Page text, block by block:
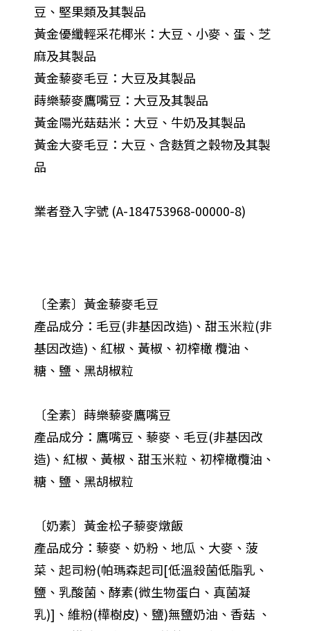
豆、堅果類及其製品
黃金優纖輕采花椰米：大豆、小麥、蛋、芝
麻及其製品
黃金藜麥毛豆：大豆及其製品
蒔樂藜麥鷹嘴豆：大豆及其製品
黃金陽光菇菇米：大豆、牛奶及其製品
黃金大麥毛豆：大豆、含麩質之穀物及其製
品
業者登入字號 (A-184753968-00000-8)
〔全素〕黃金藜麥毛豆
產品成分：毛豆(非基因改造)、甜玉米粒(非
基因改造)、紅椒、黃椒、初榨橄 欖油、
糖、鹽、黑胡椒粒
〔全素〕蒔樂藜麥鷹嘴豆
產品成分：鷹嘴豆、藜麥、毛豆(非基因改
造)、紅椒、黃椒、甜玉米粒、初榨橄欖油、
糖、鹽、黑胡椒粒
〔奶素〕黃金松子藜麥燉飯
產品成分：藜麥、奶粉、地瓜、大麥、菠
菜、起司粉(帕瑪森起司[低溫殺菌低脂乳、
鹽、乳酸菌、酵素(微生物蛋白、真菌凝
乳)]、維粉(樺樹皮)、鹽)無鹽奶油、香菇 、